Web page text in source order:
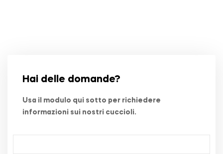
Hai delle domande?
Usa il modulo qui sotto per richiedere
informazioni sui nostri cuccioli.